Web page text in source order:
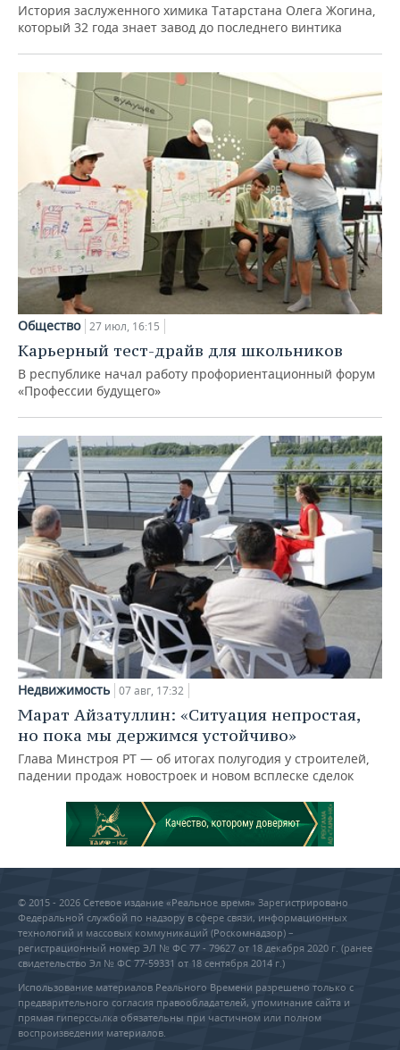
История заслуженного химика Татарстана Олега Жогина,
который 32 года знает завод до последнего винтика
Общество 27 июл, 16:15
Карьерный тест-драйв для школьников
В республике начал работу профориентационный форум
«Профессии будущего»
Недвижимость 07 авг, 17:32
Марат Айзатуллин: «Ситуация непростая,
но пока мы держимся устойчиво»
Глава Минстроя РТ — об итогах полугодия у строителей,
падении продаж новостроек и новом всплеске сделок
© 2015 - 2026 Сетевое издание «Реальное время» Зарегистрировано
Федеральной службой по надзору в сфере связи, информационных
технологий и массовых коммуникаций (Роскомнадзор) –
регистрационный номер ЭЛ № ФС 77 - 79627 от 18 декабря 2020 г. (ранее
свидетельство Эл № ФС 77-59331 от 18 сентября 2014 г.)
Использование материалов Реального Времени разрешено только с
предварительного согласия правообладателей, упоминание сайта и
прямая гиперссылка обязательны при частичном или полном
воспроизведении материалов.